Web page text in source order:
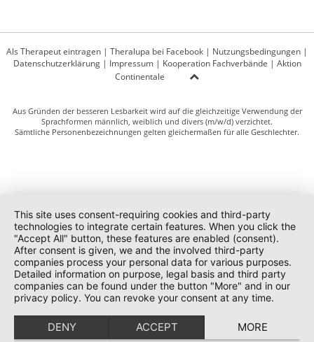
Als Therapeut eintragen | Theralupa bei Facebook | Nutzungsbedingungen |
Datenschutzerklärung| Impressum| Kooperation Fachverbände | Aktion
Continentale
Aus Gründen der besseren Lesbarkeit wird auf die gleichzeitige Verwendung der
Sprachformen männlich, weiblich und divers (m/w/d) verzichtet.
Sämtliche Personenbezeichnungen gelten gleichermaßen für alle Geschlechter.
This site uses consent-requiring cookies and third-party
technologies to integrate certain features. When you click the
"Accept All" button, these features are enabled (consent).
After consent is given, we and the involved third-party
companies process your personal data for various purposes.
Detailed information on purpose, legal basis and third party
companies can be found under the button "More" and in our
privacy policy. You can revoke your consent at any time.
DENY ACCEPT MORE